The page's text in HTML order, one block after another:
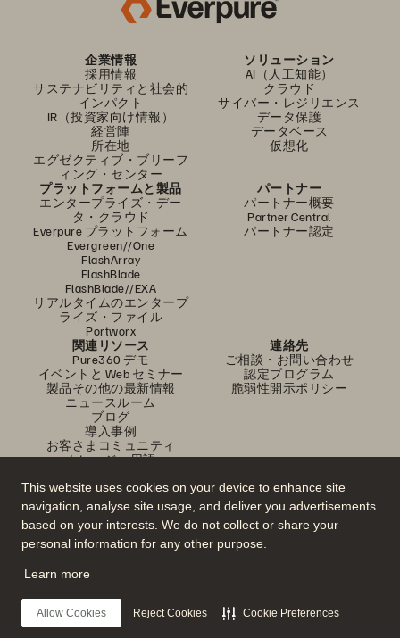
This website uses cookies on your device to enhance site
navigation, analyse site usage, and deliver you advertisements
based on your interests. We do not collect or share your
personal information for any other purpose.
Learn more
Allow Cookies Reject Cookies Cookie Preferences
企業情報
採用情報
サステナビリティと社会的
インパクト
IR（投資家向け情報）
経営陣
所在地
エグゼクティブ・ブリーフ
ィング・センター
ソリューション
AI（人工知能）
クラウド
サイバー・レジリエンス
データ保護
データベース
仮想化
プラットフォームと製品
エンタープライズ・デー
タ・クラウド
Everpure プラットフォーム
Evergreen//One
FlashArray
FlashBlade
FlashBlade//EXA
リアルタイムのエンタープ
ライズ・ファイル
Portworx
パートナー
パートナー概要
Partner Central
パートナー認定
関連リソース
Pure360 デモ
イベントと Web セミナー
製品その他の最新情報
ニュースルーム
ブログ
導入事例
お客さまコミュニティ
ナレッジ・用語
連絡先
ご相談・お問い合わせ
認定プログラム
脆弱性開示ポリシー
公式 SNS
是非フォローをお願いします！
© 2026 Everpure, Inc. 無断転用は禁止されています。
プライバシー・ポリシーWeb サイト利用規約 法務関連 トラスト・センター